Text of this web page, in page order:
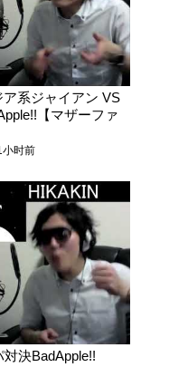
ア系ジャイアン VS
【マザーファ
时前
決BadApple!!